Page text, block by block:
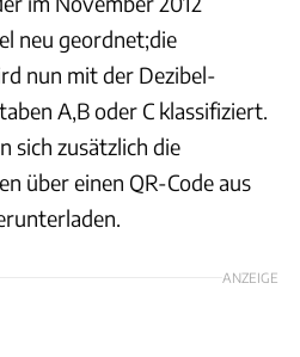
neu geordnet;die
nun mit der Dezibel-
A,B oder C klassifiziert.
sich zusätzlich die
über einen QR-Code aus
ANZEIGE